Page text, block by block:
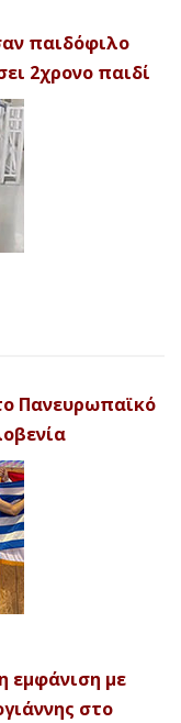
παιδόφιλο
2χρονο παιδί
Πανευρωπαϊκό
εμφάνιση με
στο